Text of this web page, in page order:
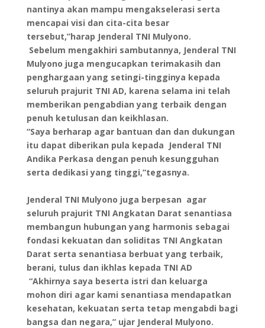
nantinya akan mampu mengakselerasi serta
mencapai visi dan cita-cita besar
tersebut,”harap Jenderal TNI Mulyono.
Sebelum mengakhiri sambutannya, Jenderal TNI
Mulyono juga mengucapkan terimakasih dan
penghargaan yang setingi-tingginya kepada
seluruh prajurit TNI AD, karena selama ini telah
memberikan pengabdian yang terbaik dengan
penuh ketulusan dan keikhlasan.
“Saya berharap agar bantuan dan dan dukungan
itu dapat diberikan pula kepada Jenderal TNI
Andika Perkasa dengan penuh kesungguhan
serta dedikasi yang tinggi,”tegasnya.
Jenderal TNI Mulyono juga berpesan agar
seluruh prajurit TNI Angkatan Darat senantiasa
membangun hubungan yang harmonis sebagai
fondasi kekuatan dan soliditas TNI Angkatan
Darat serta senantiasa berbuat yang terbaik,
berani, tulus dan ikhlas kepada TNI AD
“Akhirnya saya beserta istri dan keluarga
mohon diri agar kami senantiasa mendapatkan
kesehatan, kekuatan serta tetap mengabdi bagi
bangsa dan negara,” ujar Jenderal Mulyono.